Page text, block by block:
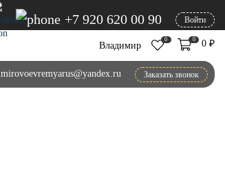
+7 920 620 00 90 Войти
Владимир
0 0 0 ₽
mirovoevremyarus@yandex.ru Заказать звонок